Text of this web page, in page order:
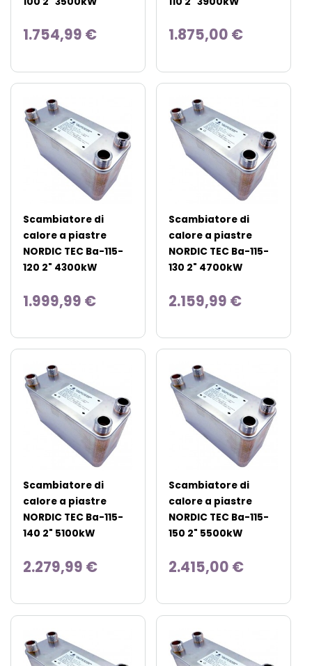
1.754,99 € 1.875,00 €
Scambiatore di
calore a piastre
NORDIC TEC Ba-115-
120 2" 4300kW
1.999,99 €
Scambiatore di
calore a piastre
NORDIC TEC Ba-115-
130 2" 4700kW
2.159,99 €
Scambiatore di
calore a piastre
NORDIC TEC Ba-115-
140 2" 5100kW
2.279,99 €
Scambiatore di
calore a piastre
NORDIC TEC Ba-115-
150 2" 5500kW
2.415,00 €